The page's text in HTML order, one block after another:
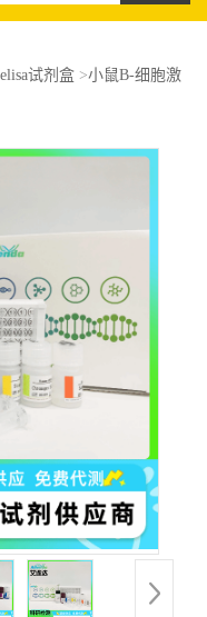
elisa试剂盒>小鼠B-细胞激